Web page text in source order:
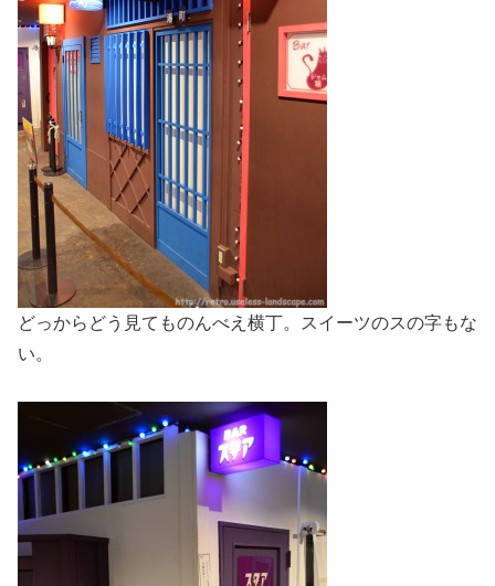
どっからどう見てものんべえ横丁。スイーツのスの字もな
い。